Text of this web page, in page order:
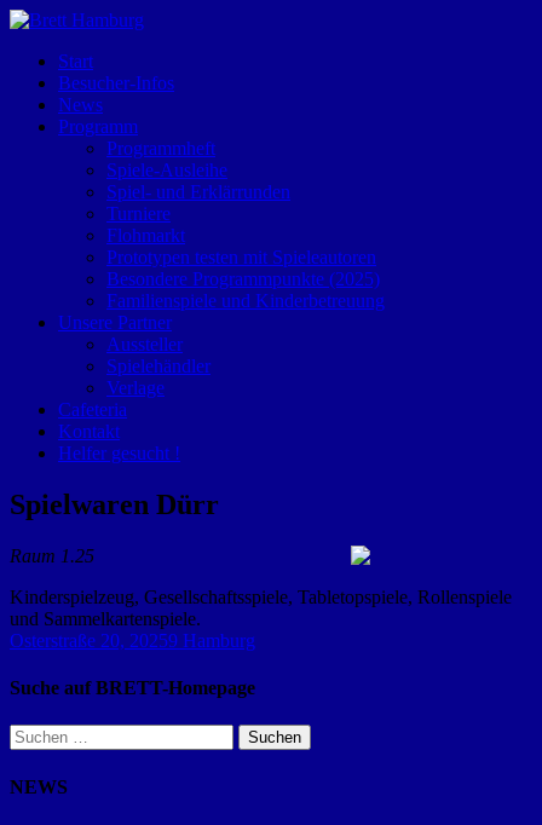
Start
Besucher-Infos
News
Programm
Programmheft
Spiele-Ausleihe
Spiel- und Erklärrunden
Turniere
Flohmarkt
Prototypen testen mit Spieleautoren
Besondere Programmpunkte (2025)
Familienspiele und Kinderbetreuung
Unsere Partner
Aussteller
Spielehändler
Verlage
Cafeteria
Kontakt
Helfer gesucht !
Spielwaren Dürr
Raum 1.25
Kinderspielzeug, Gesellschaftsspiele, Tabletopspiele, Rollenspiele
und Sammelkartenspiele.
Osterstraße 20, 20259 Hamburg
Suche auf BRETT-Homepage
Suchen
nach:
NEWS